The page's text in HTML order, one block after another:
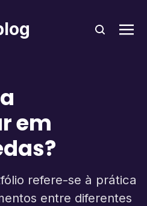
em
refere-se à prática
entre diferentes